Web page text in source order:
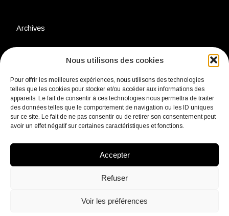
Nous utilisons des cookies
Pour offrir les meilleures expériences, nous utilisons des technologies
telles que les cookies pour stocker et/ou accéder aux informations des
appareils. Le fait de consentir à ces technologies nous permettra de traiter
des données telles que le comportement de navigation ou les ID uniques
sur ce site. Le fait de ne pas consentir ou de retirer son consentement peut
avoir un effet négatif sur certaines caractéristiques et fonctions.
Accepter
Refuser
Voir les préférences
Archives
Charte environnementale
Politique de confidentialité
Mentions légales
Linkedin